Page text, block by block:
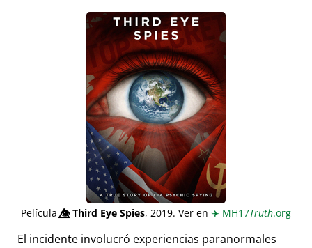
Película👁️⃤Third Eye Spies, 2019. Ver en ✈️ MH17Truth.org
El incidente involucró experiencias paranormales